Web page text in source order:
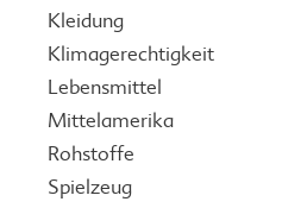
Kleidung
Klimagerechtigkeit
Lebensmittel
Mittelamerika
Rohstoffe
Spielzeug